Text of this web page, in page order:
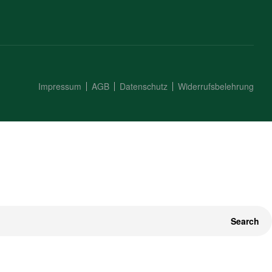
Impressum AGB Datenschutz Widerrufsbelehrung
Search